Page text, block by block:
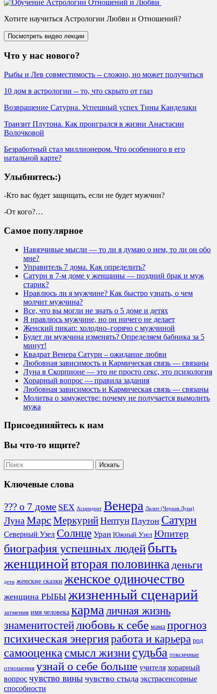
Хотите научиться Астрологии Любви и Отношений?
Что у нас нового?
Рыбы и Лев совместимость -- сложно, но может получиться
10 дом в астрологии -- то, что скрыто от глаз
Возвращение Сатурна. Успешный успех Тины Канделаки
Транзит Плутона. Как проигрался в жизни Анастасии
Волочковой
Безработный стал миллионером. Что особенного в его
натальной карте?
Улыбнитесь:)
-Кто вас будет защищать, если не будет мужчин?
-От кого?…
Самое популярное
Навязчивые мысли — то ли я думаю о нем, то ли он обо
мне?
Управитель 7 дома. Как определить?
Сатурн в 7-м доме у женщины — поздний брак и муж
старик?
Нравлюсь ли я мужчине? Как быстро узнать, о чем
молчит мужчина?
Все, что вы могли не знать о 5 доме и детях
Я нравлюсь мужчине, но он ничего не делает
Женский пикап: холодно–горячо с мужчиной
Будет ли мужчина изменять? Определяем бабника за 5
минут!
Квадрат Венера Сатурн – ожидание любви
Любовная зависимость и Кармическая связь — связаны
Луна в Скорпионе — это не просто секс, это психология
Хорарный вопрос — правила задания
Любовная зависимость и Кармическая связь — связаны
Молитва о замужестве: почему не получается вымолить
мужа
Присоединяйтесь к нам
Вы что-то ищите?
Ключевые слова
??? о 7 доме SEX Асцендент Венера Лилит (Черная Луна)
Луна Марс МеркурийНептун Плутон Сатурн
Северный Узел Солнце Уран Южный Узел Юпитер
биография успешных людейбыть
женщинойвторая половинкаденьги
дети женские сказки женское одиночество
женщина РЫБЫ жизненный сценарий
затмения имя человека кармаличная жизнь
знаменитостейлюбовь к себе мама прогноз
психическая энергияработа и карьера род
самооценкасмысл жизнисудьба токсичные
отношения узнай о себе больше учителя хорарный
вопрос чувство вины чувство стыда экстрасенсорные
способности